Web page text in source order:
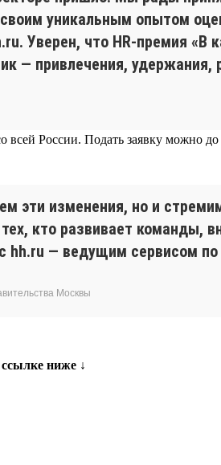
уникальным опытом
Уверен, что HR-премия
— привлечения, удержания,
всей России. Подать заявку можно
эти изменения, но и
кто развивает команды,
— ведущим сервисом
Москвы
ниже ↓